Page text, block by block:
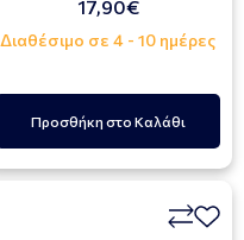
17,90€
Διαθέσιμο σε 4 - 10 ημέρες
Προσθήκη στο Καλάθι